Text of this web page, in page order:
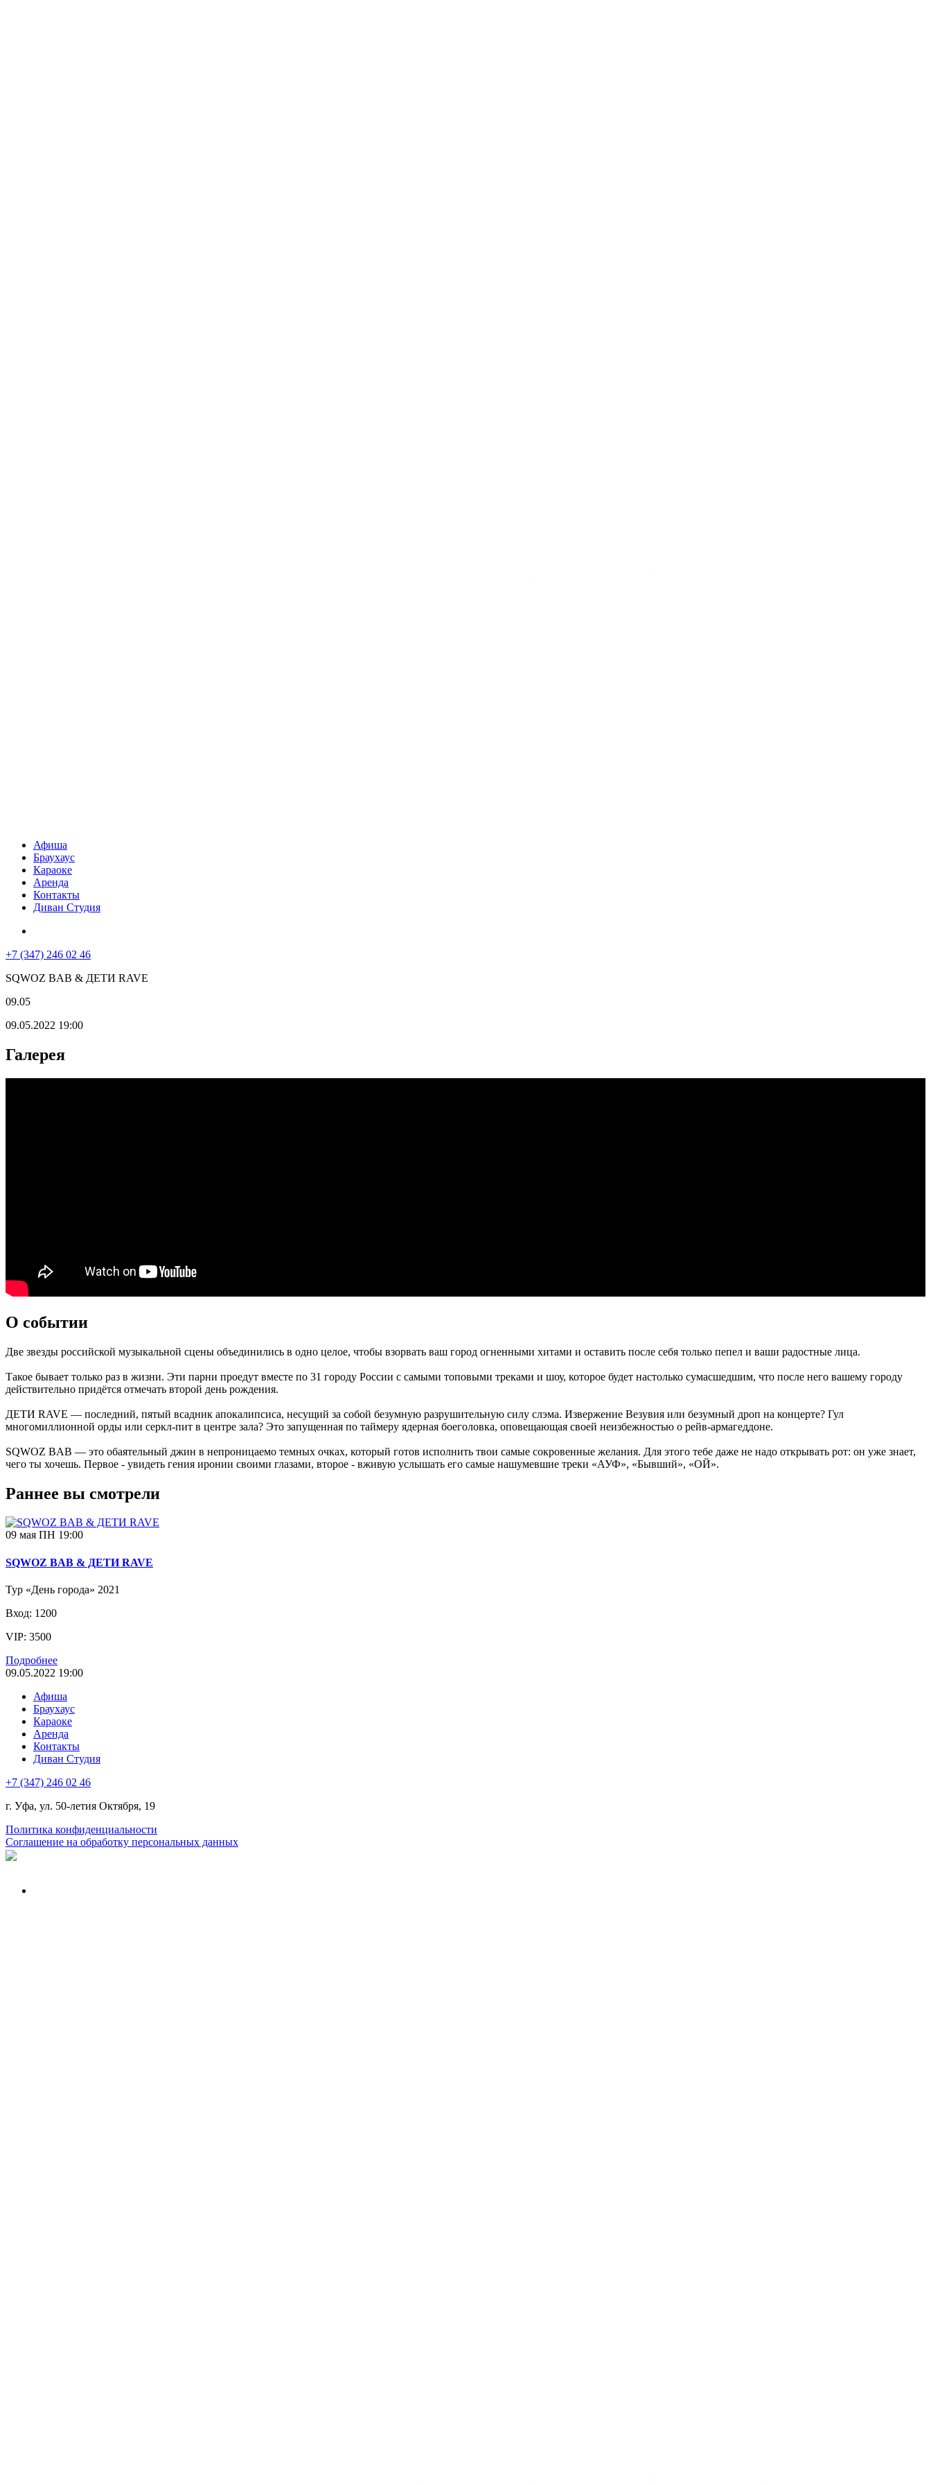
Афиша
Браухаус
Караоке
Аренда
Контакты
Диван Студия
+7 (347) 246 02 46
SQWOZ BAB & ДЕТИ RAVE
09.05
09.05.2022 19:00
Галерея
О событии
Две звезды российской музыкальной сцены объединились в одно целое, чтобы взорвать ваш город огненными хитами и оставить после себя только пепел и ваши радостные лица.
Такое бывает только раз в жизни. Эти парни проедут вместе по 31 городу России с самыми топовыми треками и шоу, которое будет настолько сумасшедшим, что после него вашему городу
действительно придётся отмечать второй день рождения.
ДЕТИ RAVE — последний, пятый всадник апокалипсиса, несущий за собой безумную разрушительную силу слэма. Извержение Везувия или безумный дроп на концерте? Гул
многомиллионной орды или серкл-пит в центре зала? Это запущенная по таймеру ядерная боеголовка, оповещающая своей неизбежностью о рейв-армагеддоне.
SQWOZ BAB — это обаятельный джин в непроницаемо темных очках, который готов исполнить твои самые сокровенные желания. Для этого тебе даже не надо открывать рот: он уже знает,
чего ты хочешь. Первое - увидеть гения иронии своими глазами, второе - вживую услышать его самые нашумевшие треки «АУФ», «Бывший», «ОЙ».
Раннее вы смотрели
09 мая ПН 19:00
SQWOZ BAB & ДЕТИ RAVE
Тур «День города» 2021
Вход: 1200
VIP: 3500
Подробнее
09.05.2022 19:00
Афиша
Браухаус
Караоке
Аренда
Контакты
Диван Студия
+7 (347) 246 02 46
г. Уфа, ул. 50-летия Октября, 19
Политика конфиденциальности
Соглашение на обработку персональных данных